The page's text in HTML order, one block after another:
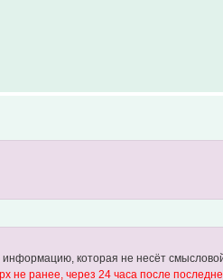
которая не несёт
не ранее, через 24 часа после